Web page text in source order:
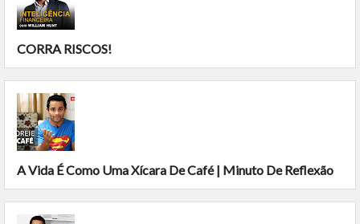
CORRA RISCOS!
A Vida É Como Uma Xícara De Café | Minuto De Reflexão